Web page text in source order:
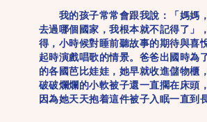
我的孩子常常會跟我說：「媽媽
去過哪個國家，我根本就不記得了」
得，小時候對睡前聽故事的期待與喜
起時演戲唱歌的情景。爸爸出國時為
的各國芭比娃娃，她早就收進儲物櫃
破破爛爛的小軟被子還一直擱在床頭
因為她天天抱着這件被子入眠一直到長